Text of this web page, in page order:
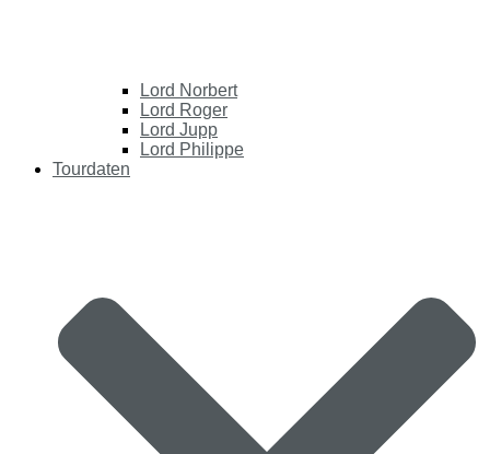
Lord Norbert
Lord Roger
Lord Jupp
Lord Philippe
Tourdaten